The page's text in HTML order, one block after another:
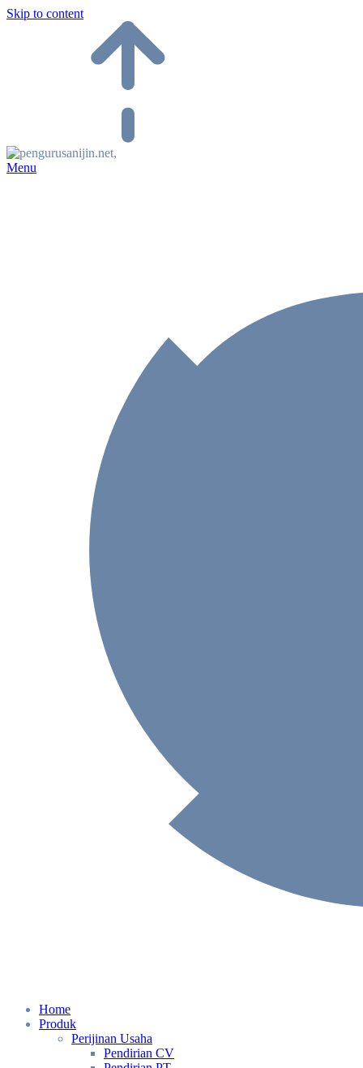
Skip to content
Menu
Home
Produk
Perijinan Usaha
Pendirian CV